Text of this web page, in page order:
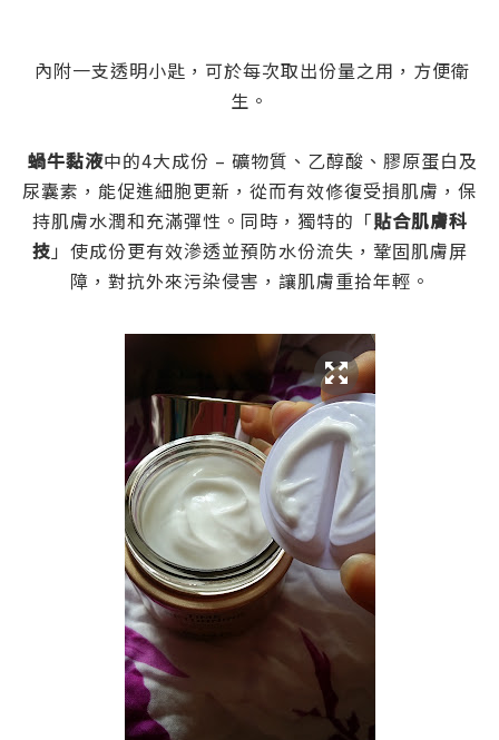
內附一支透明小匙，可於每次取出份量之用，方便衛
生。
蝸牛黏液中的4大成份 – 礦物質、乙醇酸、膠原蛋白及
尿囊素，能促進細胞更新，從而有效修復受損肌膚，保
持肌膚水潤和充滿彈性。同時，獨特的「貼合肌膚科
技 」使成份更有效滲透並預防水份流失，鞏固肌膚屏
障，對抗外來污染侵害，讓肌膚重拾年輕。